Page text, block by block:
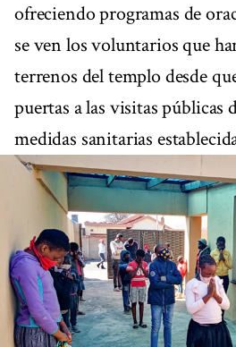
ofreciendo programas de
se ven los voluntarios que
terrenos del templo desde
puertas a las visitas públicas
medidas sanitarias